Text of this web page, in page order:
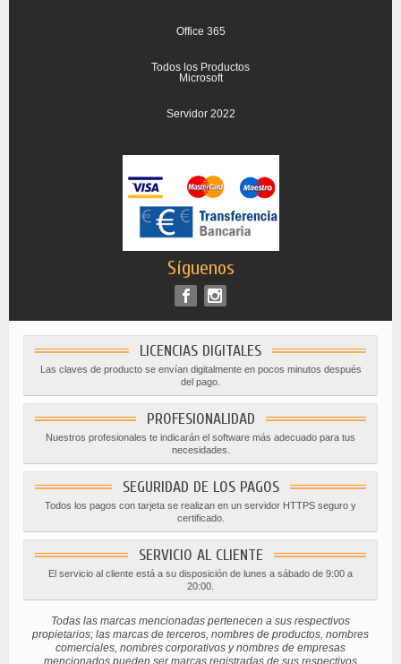
Office 365
Todos los Productos
Microsoft
Servidor 2022
Síguenos
LICENCIAS DIGITALES
Las claves de producto se envían digitalmente en pocos minutos después
del pago.
PROFESIONALIDAD
Nuestros profesionales te indicarán el software más adecuado para tus
necesidades.
SEGURIDAD DE LOS PAGOS
Todos los pagos con tarjeta se realizan en un servidor HTTPS seguro y
certificado.
SERVICIO AL CLIENTE
El servicio al cliente está a su disposición de lunes a sábado de 9:00 a
20:00.
Todas las marcas mencionadas pertenecen a sus respectivos
propietarios; las marcas de terceros, nombres de productos, nombres
comerciales, nombres corporativos y nombres de empresas
mencionados pueden ser marcas registradas de sus respectivos